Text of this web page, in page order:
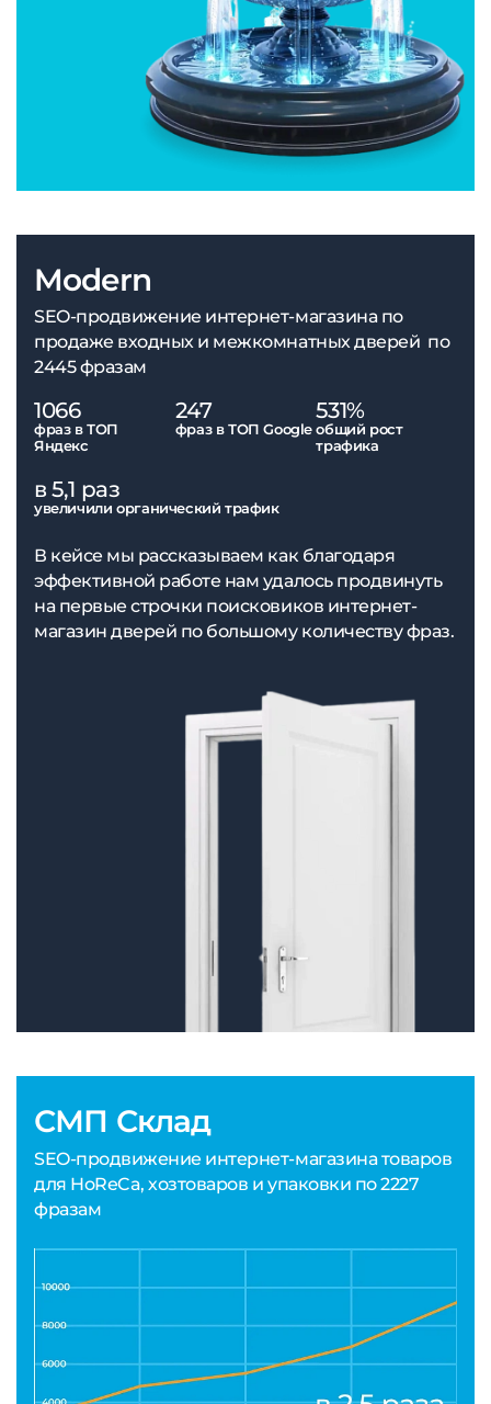
СМП Склад
SEO-продвижение интернет-магазина товаров
для HoReCa, хозтоваров и упаковки по 2227
фразам
Modern
SEO-продвижение интернет-магазина по
продаже входных и межкомнатных дверей по
2445 фразам
1066
фраз в ТОП
Яндекс
247
фраз в ТОП Google
531%
общий рост
трафика
в 5,1 раз
увеличили органический трафик
В кейсе мы рассказываем как благодаря
эффективной работе нам удалось продвинуть
на первые строчки поисковиков интернет-
магазин дверей по большому количеству фраз.